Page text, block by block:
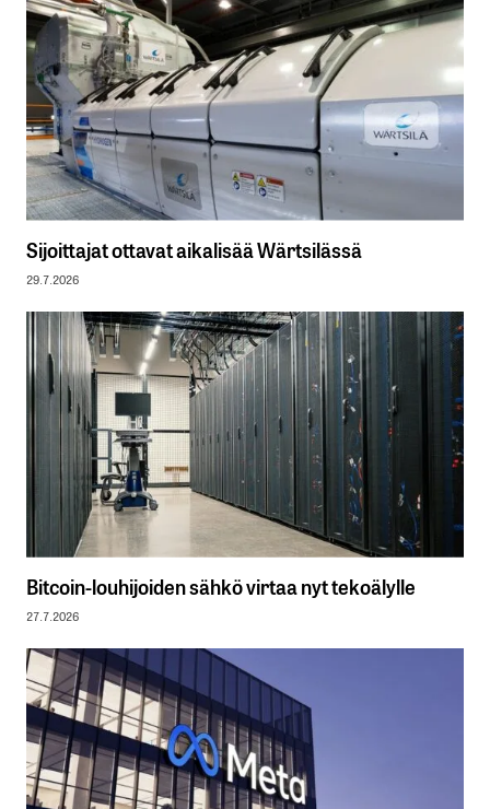
Sijoittajat ottavat aikalisää Wärtsilässä
29.7.2026
Bitcoin-louhijoiden sähkö virtaa nyt tekoälylle
27.7.2026